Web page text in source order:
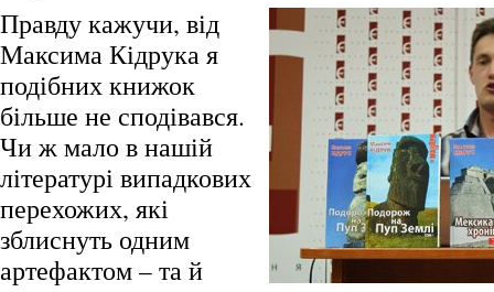
Правду кажучи, від
Максима Кідрука я
подібних книжок
більше не сподівався.
Чи ж мало в нашій
літературі випадкових
перехожих, які
зблиснуть одним
артефактом – та й